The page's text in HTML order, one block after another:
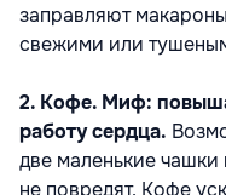
заправляют
свежими или
2. Кофе. Миф:
работу сердца.
две маленькие чашки
не повредят. Кофе